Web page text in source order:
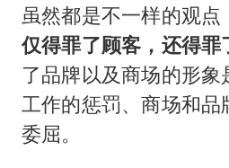
虽然都是不一样的观点
仅得罪了顾客，还得罪
了品牌以及商场的形
工作的惩罚、商场和品
委屈。